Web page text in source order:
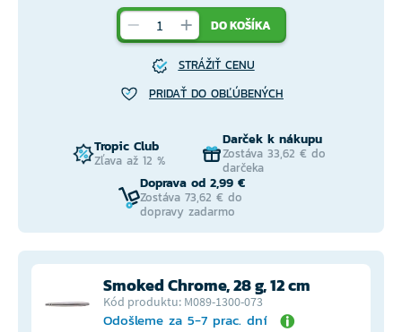
DO KOŠÍKA
STRÁŽIŤ CENU
PRIDAŤ DO OBĽÚBENÝCH
Tropic Club
Zľava až 12 %
Darček k nákupu
Zostáva 33,62 € do
darčeka
Doprava od 2,99 €
Zostáva 73,62 € do
dopravy zadarmo
Smoked Chrome, 28 g, 12 cm
Kód produktu: M089-1300-073
Odošleme za 5-7 prac. dní